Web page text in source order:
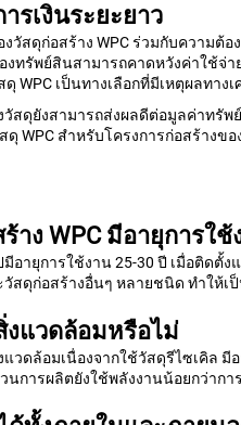
รเงินระยะยาว
วัสดุก่อสร้าง WPC ร่วมกับความต้
งทรัพย์สินสามารถคาดหวังค่าใช้
WPC เป็นทางเลือกที่มีเหตุผลทาง
สดุยังสามารถส่งผลดีต่อมูลค่าทรัพ
ดุ WPC สำหรับโครงการก่อสร้างข
าง WPC มีอายุการใ
มีอายุการใช้งาน 25-30 ปี เมื่อติดตั้
สดุก่อสร้างอื่นๆ หลายชนิด ทำให้เ
งแวดล้อมหรือไม่
แวดล้อมเนื่องจากใช้วัสดุรีไซเคิล
นการผลิตยังใช้พลังงานน้อยกว่าก